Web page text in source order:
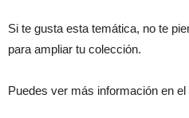
Si te gusta esta temática, no te
para ampliar tu colección.
Puedes ver más información en el